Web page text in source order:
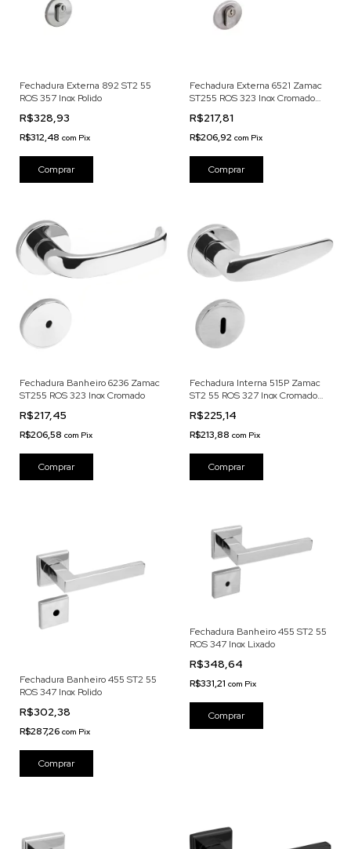
Fechadura Externa 892 ST2 55
ROS 357 Inox Polido
R$328,93
R$312,48 com Pix
Fechadura Externa 6521 Zamac
ST255 ROS 323 Inox Cromado
R$217,81
R$206,92 com Pix
Fechadura Banheiro 6236 Zamac
ST255 ROS 323 Inox Cromado
R$217,45
R$206,58 com Pix
Fechadura Interna 515P Zamac
ST2 55 ROS 327 Inox Cromado
R$225,14
R$213,88 com Pix
Fechadura Banheiro 455 ST2 55
ROS 347 Inox Polido
R$302,38
R$287,26 com Pix
Fechadura Banheiro 455 ST2 55
ROS 347 Inox Lixado
R$348,64
R$331,21 com Pix